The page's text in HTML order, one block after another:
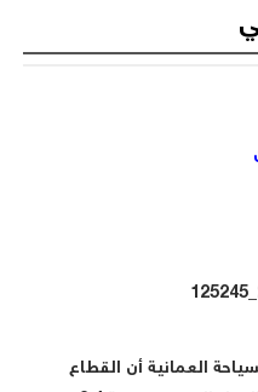
العمانية أن القطاع